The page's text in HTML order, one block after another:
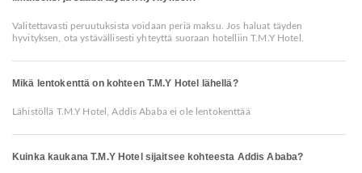
Valitettavasti peruutuksista voidaan periä maksu. Jos haluat täyden
hyvityksen, ota ystävällisesti yhteyttä suoraan hotelliin T.M.Y Hotel.
Mikä lentokenttä on kohteen T.M.Y Hotel lähellä?
Lähistöllä T.M.Y Hotel, Addis Ababa ei ole lentokenttää
Kuinka kaukana T.M.Y Hotel sijaitsee kohteesta Addis Ababa?